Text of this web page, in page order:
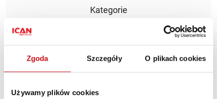
Zgoda Szczegóły O plikach cookies
Używamy plików cookies
Kategorie